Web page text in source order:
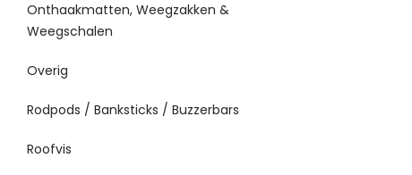
Onthaakmatten, Weegzakken &
Weegschalen
Overig
Rodpods / Banksticks / Buzzerbars
Roofvis